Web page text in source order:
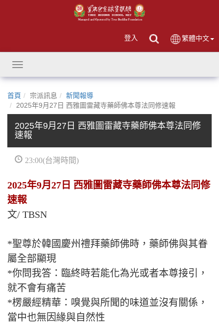
登入 繁體中文
Toggle
navigation
首頁 宗派訊息
新聞報導
2025年9月27日 西雅圖雷藏寺藥師佛本尊法同修速報
2025年9月27日 西雅圖雷藏寺藥師佛本尊法同修
速報
23:00(台灣時間)
2025年9月27日 西雅圖雷藏寺藥師佛本尊法同修
速報
文/ TBSN
*聖尊於韓國慶州禮拜藥師佛時，藥師佛與其眷
屬全部顯現
*你問我答：臨終時若能化為光或者本尊接引，
就不會有痛苦
*楞嚴經精華：嗅覺與所聞的味道並沒有關係，
當中也無因緣與自然性